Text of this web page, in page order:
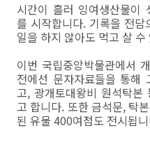
시간이 흘러 잉여생산물이
를 시작합니다. 기록을 전
일을 하지 않아도 먹고 살
이번 국립중앙박물관에서
전에선 문자자료들을 통해
고, 광개토대왕비 원석탁
고 합니다. 또한 금석문, 탁
된 유물 400여점도 전시됩